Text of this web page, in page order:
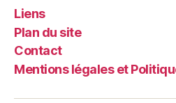
Liens
Plan du site
Contact
Mentions légales et